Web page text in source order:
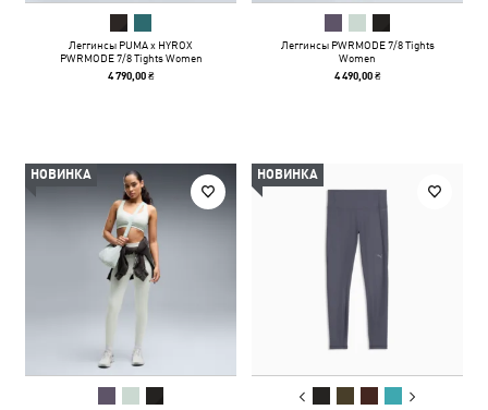
Леггинсы PUMA x HYROX
PWRMODE 7/8 Tights Women
4 790,00 ₴
Леггинсы PWRMODE 7/8 Tights
Women
4 490,00 ₴
НОВИНКА НОВИНКА